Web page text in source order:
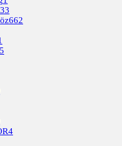
33
662
5
4